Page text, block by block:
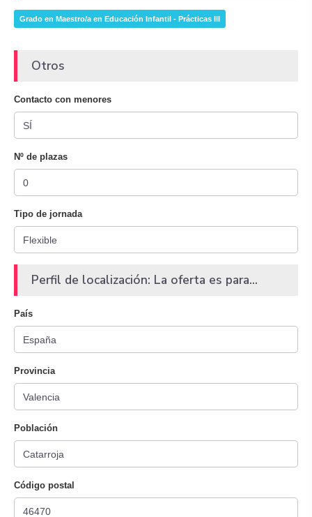
Grado en Maestro/a en Educación Infantil - Prácticas III
Otros
Contacto con menores
Nº de plazas
Tipo de jornada
Perfil de localización: La oferta es para...
País
Provincia
Población
Código postal